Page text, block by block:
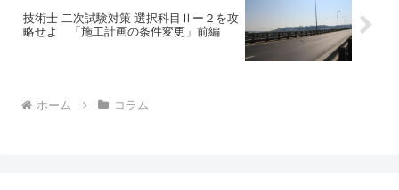
技術士 二次試験対策 選択科目Ⅱー２を攻
略せよ 「施工計画の条件変更」前編
ホーム コラム